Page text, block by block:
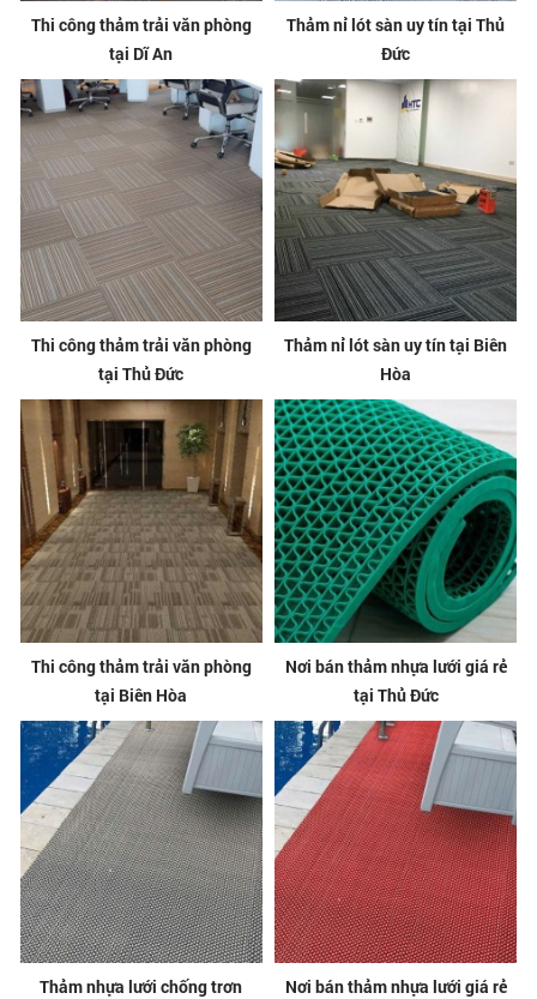
Thi công thảm trải văn phòng
tại Dĩ An
Thảm nỉ lót sàn uy tín tại Thủ
Đức
Thi công thảm trải văn phòng
tại Thủ Đức
Thảm nỉ lót sàn uy tín tại Biên
Hòa
Thi công thảm trải văn phòng
tại Biên Hòa
Nơi bán thảm nhựa lưới giá rẻ
tại Thủ Đức
Thảm nhựa lưới chống trơn
Nơi bán thảm nhựa lưới giá rẻ